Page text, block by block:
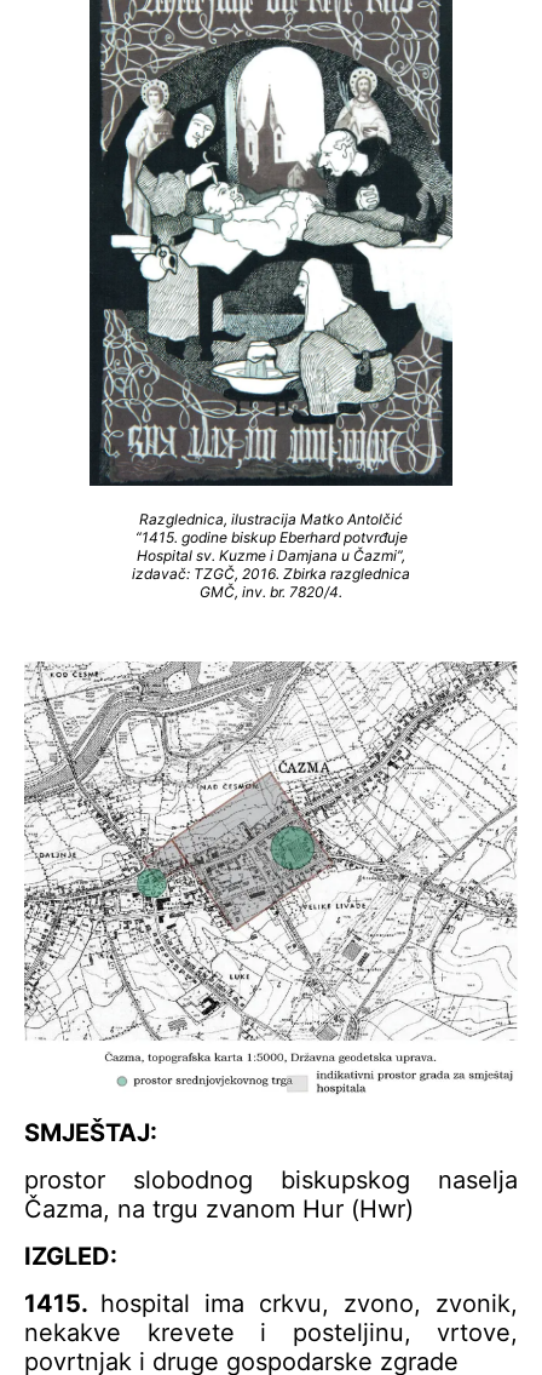
Razglednica, ilustracija Matko Antolčić
“1415. godine biskup Eberhard potvrđuje
Hospital sv. Kuzme i Damjana u Čazmi”,
izdavač: TZGČ, 2016. Zbirka razglednica
GMČ, inv. br. 7820/4.
SMJEŠTAJ:
prostor slobodnog biskupskog naselja
Čazma, na trgu zvanom Hur (Hwr)
IZGLED:
1415. hospital ima crkvu, zvono, zvonik,
nekakve krevete i posteljinu, vrtove,
povrtnjak i druge gospodarske zgrade